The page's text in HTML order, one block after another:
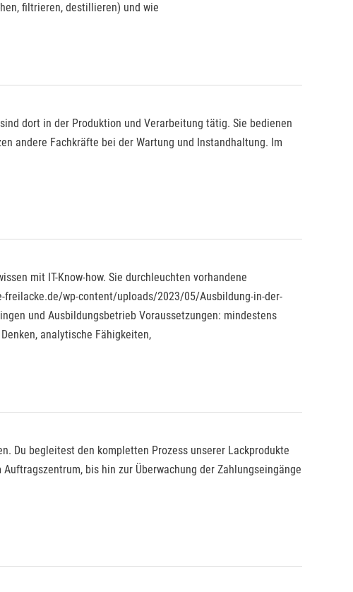
filtrieren, destillieren) und wie
dort in der Produktion und Verarbeitung tätig. Sie bedienen
andere Fachkräfte bei der Wartung und Instandhaltung. Im
mit IT-Know-how. Sie durchleuchten vorhandene
wp-content/uploads/2023/05/Ausbildung-in-der-
und Ausbildungsbetrieb Voraussetzungen: mindestens
analytische Fähigkeiten,
Du begleitest den kompletten Prozess unserer Lackprodukte
bis hin zur Überwachung der Zahlungseingänge